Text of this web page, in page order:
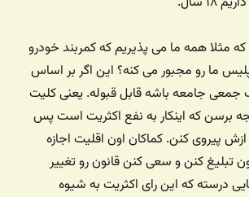
مثلا همه ما می پذیریم که کمربند خودرو
ما رو مجبور می کنه؟ این اگر بر اساس
جمعی جامعه باشه قابل قبوله. یعنی کلیت
برسن که اینکار به نفع اکثریت است پس
پیروی کنن. کماکان اون اقلیت اجازه
تبلیغ کنن و سعی کنن قانون رو تغییر
درسته که این رای اکثریت به شیوه